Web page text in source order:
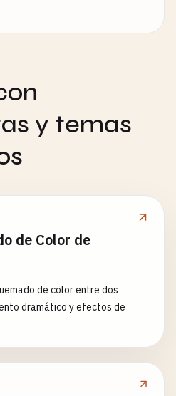
y temas
de Color de
de color entre dos
dramático y efectos de